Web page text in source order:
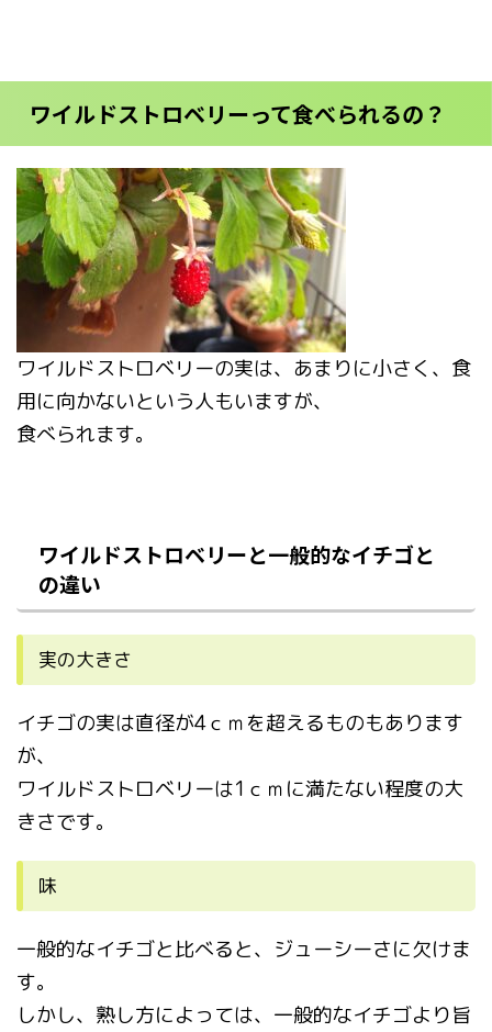
ワイルドストロベリーって食べられるの？
ワイルドストロベリーの実は、あまりに小さく、食
用に向かないという人もいますが、
食べられます。
ワイルドストロベリーと一般的なイチゴと
の違い
実の大きさ
イチゴの実は直径が4ｃｍを超えるものもあります
が、
ワイルドストロベリーは1ｃｍに満たない程度の大
きさです。
味
一般的なイチゴと比べると、ジューシーさに欠けま
す。
しかし、熟し方によっては、一般的なイチゴより旨